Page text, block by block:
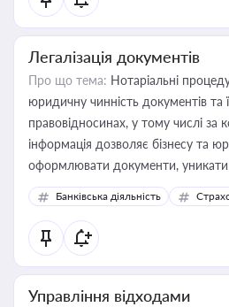
Легалізація документів
Про що тема: Нотаріальні
юридичну чинність документів та
правовідносинах, у тому числі за
інформація дозволяє бізнесу та
оформлювати документи, уникати
забезпечувати їх належне
контрагентами
Банківська діяльність
Управління відходами